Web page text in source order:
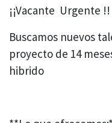
¡¡Vacante Urgente !!
Buscamos nuevos
proyecto de 14
hibrido